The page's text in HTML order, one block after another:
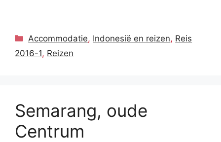
Categorieën
Accommodatie, Indonesië en reizen, Reis
2016-1, Reizen
Semarang, oude
Centrum